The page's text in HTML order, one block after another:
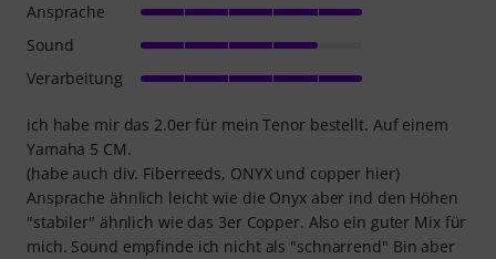
ich habe mir das 2.0er für mein Tenor bestellt. Auf einem
Yamaha 5 CM.
(habe auch div. Fiberreeds, ONYX und copper hier)
Ansprache ähnlich leicht wie die Onyx aber ind den Höhen
"stabiler" ähnlich wie das 3er Copper. Also ein guter Mix für
mich. Sound empfinde ich nicht als "schnarrend" Bin aber
Ansprache
Sound
Verarbeitung